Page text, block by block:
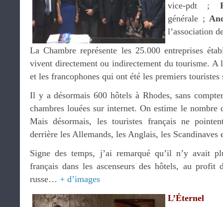
vice-pdt ;
générale ;
l’association
La Chambre représente les 25.000 entreprises
vivent directement ou indirectement du tourisme. A
et les francophones qui ont été les premiers touristes
Il y a désormais 600 hôtels à Rhodes, sans
chambres louées sur internet. On estime le
Mais désormais, les touristes français ne
derrière les Allemands, les Anglais, les Scandinaves
Signe des temps, j’ai remarqué qu’il n’y avait
français dans les ascenseurs des hôtels, au profit
russe… + d’images
L’Éternel